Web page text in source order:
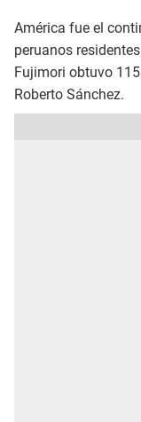
América fue el
peruanos
Fujimori obtuvo
Roberto Sánchez.